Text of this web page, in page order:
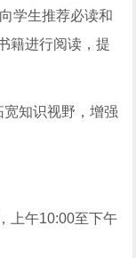
学生推荐必读和
籍进行阅读，提
知识视野，增强
上午10:00至下午